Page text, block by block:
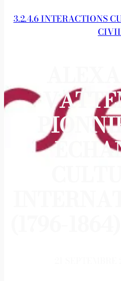
3.2.4.6 INTERACTIONS